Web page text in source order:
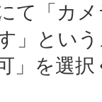
て「カ
」とい
」を選択